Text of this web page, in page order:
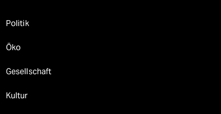
Politik
Öko
Gesellschaft
Kultur